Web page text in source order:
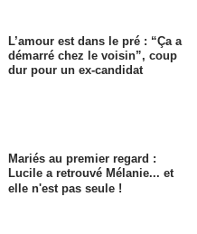
L’amour est dans le pré : “Ça a
démarré chez le voisin”, coup
dur pour un ex-candidat
Mariés au premier regard :
Lucile a retrouvé Mélanie... et
elle n'est pas seule !